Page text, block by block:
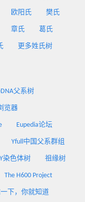
欧阳氏 樊氏
章氏 葛氏
更多姓氏树
父系树
览器
Eupedia论坛
Yfull中国父系群组
Y染色体树 祖缘树
The H600 Project
下，你就知道